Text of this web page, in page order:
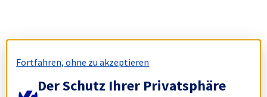
Fortfahren, ohne zu akzeptieren
Der Schutz Ihrer Privatsphäre